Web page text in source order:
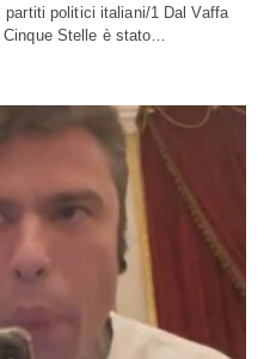
politici italiani/1 Dal Vaffa
Cinque Stelle è stato…